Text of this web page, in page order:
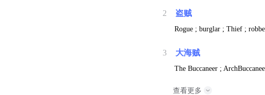
2 盗贼
Rogue ; burglar ; Thief ;
3 大海贼
The Buccaneer ;
查看更多